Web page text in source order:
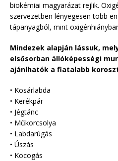
biokémiai magyarázat rejlik.
szervezetben lényegesen több
tápanyagból, mint
Mindezek alapján lássuk,
elsősorban állóképességi
ajánlhatók a fiatalabb
• Kosárlabda
• Kerékpár
• Jégtánc
• Műkorcsolya
• Labdarúgás
• Úszás
• Kocogás